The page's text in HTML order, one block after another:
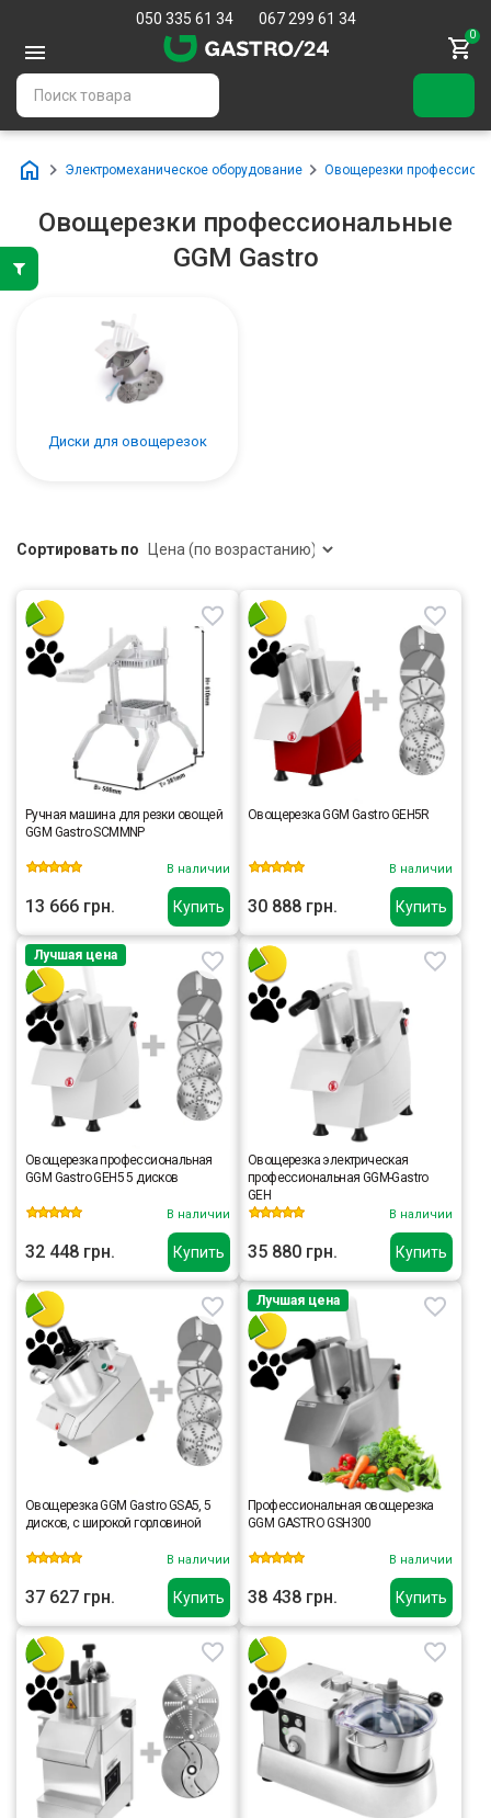
050 335 61 34 067 299 61 34
0
Электромеханическое оборудование Овощерезки
Овощерезки профессиональные
GGM Gastro
Диски для овощерезок
Сортировать по
Купить
Ручная машина для резки овощей
GGM Gastro SCMMNP
В наличии
13 666 грн. Купить
Овощерезка GGM Gastro GEH5R
В наличии
30 888 грн.
Купить
Лучшая цена
Овощерезка профессиональная
GGM Gastro GEH5 5 дисков
В наличии
32 448 грн. Купить
Овощерезка электрическая
профессиональная GGM-Gastro
GEH
В наличии
35 880 грн.
Купить
Овощерезка GGM Gastro GSA5, 5
дисков, с широкой горловиной
В наличии
37 627 грн. Купить
Лучшая цена
Профессиональная овощерезка
GGM GASTRO GSH300
В наличии
38 438 грн.